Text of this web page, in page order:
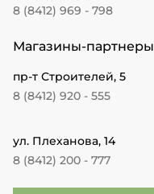
8 (8412) 969 - 798
Магазины-партнеры
пр-т Строителей, 5
8 (8412) 920 - 555
ул. Плеханова, 14
8 (8412) 200 - 777